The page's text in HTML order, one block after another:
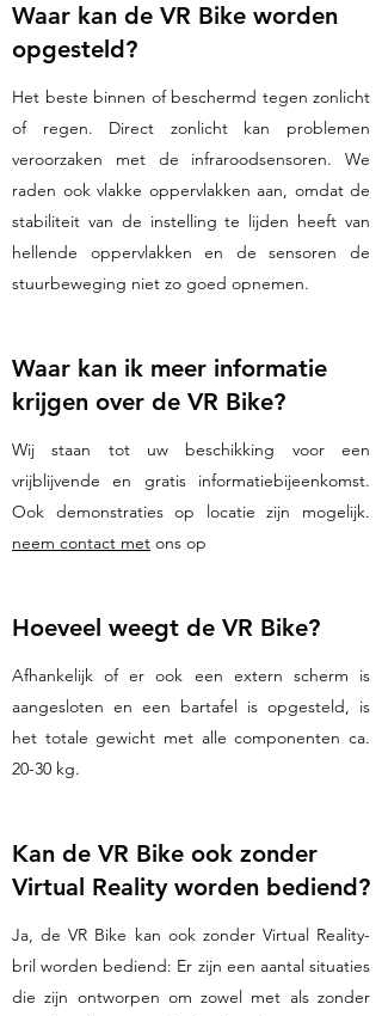
Waar kan de VR Bike worden
opgesteld?
Het beste binnen of beschermd tegen zonlicht
of regen. Direct zonlicht kan problemen
veroorzaken met de infraroodsensoren. We
raden ook vlakke oppervlakken aan, omdat de
stabiliteit van de instelling te lijden heeft van
hellende oppervlakken en de sensoren de
stuurbeweging niet zo goed opnemen.
Waar kan ik meer informatie
krijgen over de VR Bike?
Wij staan tot uw beschikking voor een
vrijblijvende en gratis informatiebijeenkomst.
Ook demonstraties op locatie zijn mogelijk.
neem contact met ons op
Hoeveel weegt de VR Bike?
Afhankelijk of er ook een extern scherm is
aangesloten en een bartafel is opgesteld, is
het totale gewicht met alle componenten ca.
20-30 kg.
Kan de VR Bike ook zonder
Virtual Reality worden bediend?
Ja, de VR Bike kan ook zonder Virtual Reality-
bril worden bediend: Er zijn een aantal situaties
die zijn ontworpen om zowel met als zonder